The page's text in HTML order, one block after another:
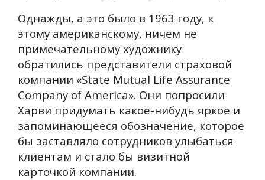
Однажды, а это было в 1963 году, к
этому американскому, ничем не
примечательному художнику
обратились представители страховой
компании «State Mutual Life Assurance
Company of America». Они попросили
Харви придумать какое-нибудь яркое и
запоминающееся обозначение, которое
бы заставляло сотрудников улыбаться
клиентам и стало бы визитной
карточкой компании.